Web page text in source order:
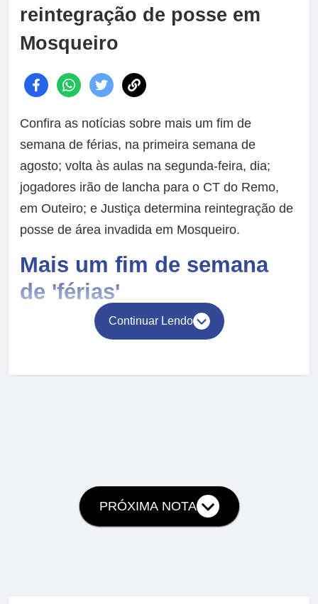
reintegração de posse em
Mosqueiro
Confira as notícias sobre mais um fim de
semana de férias, na primeira semana de
agosto; volta às aulas na segunda-feira, dia;
jogadores irão de lancha para o CT do Remo,
em Outeiro; e Justiça determina reintegração de
posse de área invadida em Mosqueiro.
Mais um fim de semana
de 'férias'
Continuar Lendo
PRÓXIMA NOTA